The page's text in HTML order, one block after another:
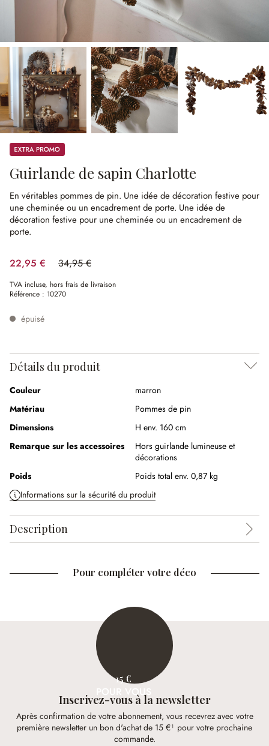
Promos
Guirlande de sapin Charlotte
En véritables pommes de pin. Une idée de décoration festive pour
une cheminée ou un encadrement de porte. Une idée de
décoration festive pour une cheminée ou un encadrement de
porte.
22,95 € 34,95 €
(34.33%spared)
TVA incluse, hors frais de livraison
Référence : 10270
épuisé
Détails du produit
Couleur
marron
Matériau
Pommes de pin
Dimensions
H env. 160 cm
Remarque sur les accessoires
Hors guirlande lumineuse et
décorations
Poids
Poids total env. 0,87 kg
Informations sur la sécurité du produit
Description
Pour compléter votre déco
15 €
POUR VOUS
Inscrivez-vous à la newsletter
Après confirmation de votre abonnement, vous recevrez avec votre
première newsletter un bon d'achat de 15 €¹ pour votre prochaine
commande.